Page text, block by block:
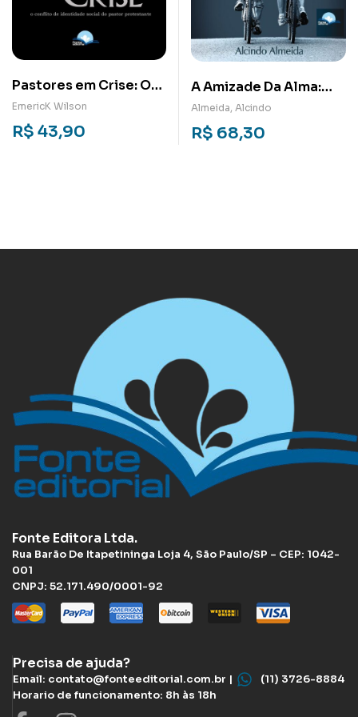
Pastores em Crise: O
conflito de identidade
social do pastor
protestante
EmericK Wilson
R$ 43,90
A Amizade Da Alma:
Fidelidade na Mentoria
da Vida
Almeida, Alcindo
R$ 68,30
Fonte Editora Ltda.
Rua Barão De Itapetininga Loja 4, São Paulo/SP – CEP: 1042-
001
CNPJ: 52.171.490/0001-92
Precisa de ajuda?
Email: contato@fonteeditorial.com.br |
(11) 3726-8884
Horario de funcionamento: 8h às 18h